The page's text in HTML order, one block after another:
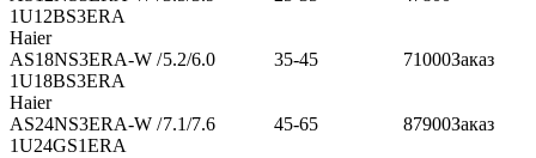
1U12BS3ERA
Haier
AS18NS3ERA-W /
1U18BS3ERA
5.2/6.0 35-45 71000Заказ
Haier
AS24NS3ERA-W /
1U24GS1ERA
7.1/7.6 45-65 87900Заказ